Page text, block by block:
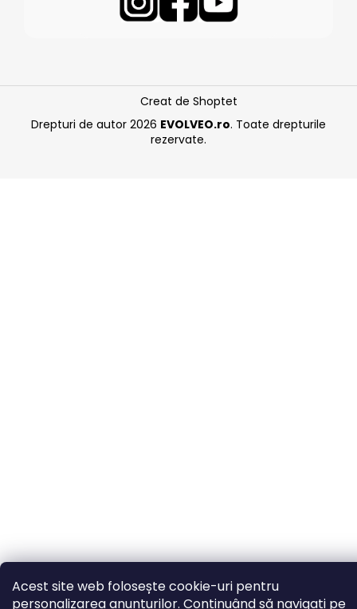
Acest site web folosește cookie-uri pentru
personalizarea anunțurilor. Continuând să navigați pe
Creat de Shoptet
Drepturi de autor 2026 EVOLVEO.ro. Toate drepturile
rezervate.